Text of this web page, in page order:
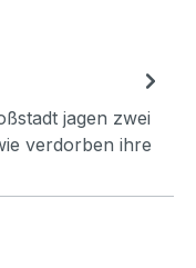
jagen zwei
verdorben ihre